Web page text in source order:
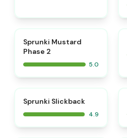
Sprunki Mustard
Phase 2
5.0
Sprunki Slickback
4.9